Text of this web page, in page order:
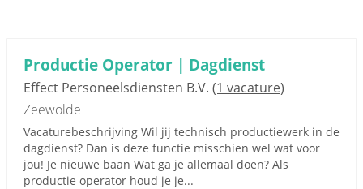
Productie Operator | Dagdienst
Effect Personeelsdiensten B.V. (1 vacature)
Zeewolde
Vacaturebeschrijving Wil jij technisch productiewerk in de
dagdienst? Dan is deze functie misschien wel wat voor
jou! Je nieuwe baan Wat ga je allemaal doen? Als
productie operator houd je je...